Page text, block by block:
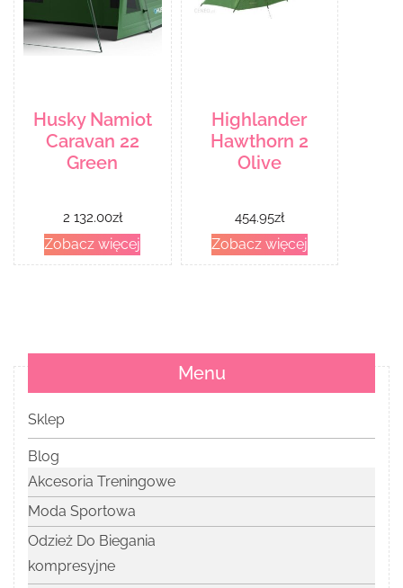
Husky Namiot
Caravan 22
Green
2 132.00zł
Zobacz więcej
Highlander
Hawthorn 2
Olive
454.95zł
Zobacz więcej
Menu
Sklep
Blog
Akcesoria Treningowe
Moda Sportowa
Odzież Do Biegania
kompresyjne